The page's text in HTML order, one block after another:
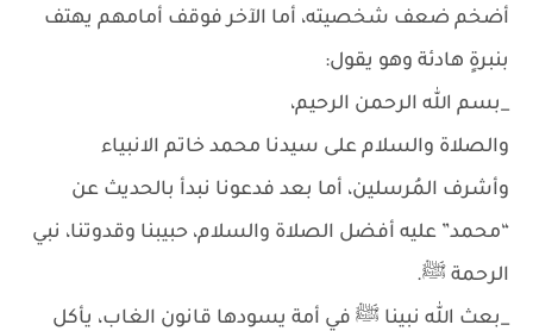
أضخم ضعف شخصيته، أما الآخر فوقف أمامهم يهتف
بنبرةٍ هادئة وهو يقول:
_بسم الله الرحمن الرحيم،
والصلاة والسلام على سيدنا محمد خاتم الانبياء
وأشرف المُرسلين، أما بعد فدعونا نبدأ بالحديث عن
“محمد” عليه أفضل الصلاة والسلام، حبيبنا وقدوتنا، نبي
الرحمة ﷺ.
_بعث الله نبينا ﷺ في أمة يسودها قانون الغاب، يأكل